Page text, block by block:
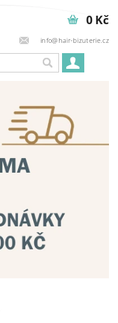
info@hair-bizuterie.cz
0 Kč